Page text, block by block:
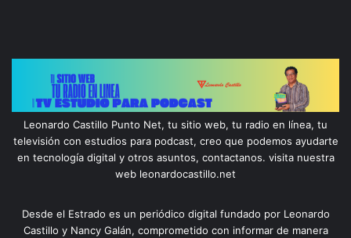
Leonardo Castillo Punto Net, tu sitio web, tu radio en línea, tu
televisión con estudios para podcast, creo que podemos ayudarte
en tecnología digital y otros asuntos, contactanos. visita nuestra
web leonardocastillo.net
Desde el Estrado es un periódico digital fundado por Leonardo
Castillo y Nancy Galán, comprometido con informar de manera